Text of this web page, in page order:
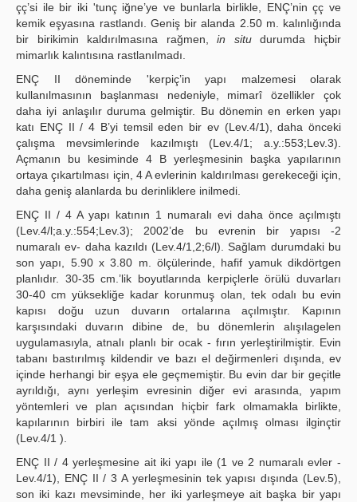
çç’si ile bir iki 'tunç iğne’ye ve bunlarla birlikle, ENÇ’nin çç ve
kemik eşyasına rastlandı. Geniş bir alanda 2.50 m. kalınlığında
bir birikimin kaldırılmasına rağmen,in situdurumda hiçbir
mimarlık kalıntısına rastlanılmadı.
ENÇ II döneminde 'kerpiç’in yapı malzemesi olarak
kullanılmasının başlanması nedeniyle, mimarî özellikler çok
daha iyi anlaşılır duruma gelmiştir. Bu dönemin en erken yapı
katı ENÇ II / 4 B’yi temsil eden bir ev (Lev.4/1), daha önceki
çalışma mevsimlerinde kazılmıştı (Lev.4/1; a.y.:553;Lev.3).
Açmanın bu kesiminde 4 B yerleşmesinin başka yapılarının
ortaya çıkartılması için, 4 A evlerinin kaldırılması gerekeceği için,
daha geniş alanlarda bu derinliklere inilmedi.
ENÇ II / 4 A yapı katının 1 numaralı evi daha önce açılmıştı
(Lev.4/l;a.y.:554;Lev.3); 2002’de bu evrenin bir yapısı -2
numaralı ev- daha kazıldı (Lev.4/1,2;6/l). Sağlam durumdaki bu
son yapı, 5.90 x 3.80 m. ölçülerinde, hafif yamuk dikdörtgen
planlıdır. 30-35 cm.’lik boyutlarında kerpiçlerle örülü duvarları
30-40 cm yüksekliğe kadar korunmuş olan, tek odalı bu evin
kapısı doğu uzun duvarın ortalarına açılmıştır. Kapının
karşısındaki duvarın dibine de, bu dönemlerin alışılagelen
uygulamasıyla, atnalı planlı bir ocak - fırın yerleştirilmiştir. Evin
tabanı bastırılmış kildendir ve bazı el değirmenleri dışında, ev
içinde herhangi bir eşya ele geçmemiştir. Bu evin dar bir geçitle
ayrıldığı, aynı yerleşim evresinin diğer evi arasında, yapım
yöntemleri ve plan açısından hiçbir fark olmamakla birlikte,
kapılarının birbiri ile tam aksi yönde açılmış olması ilginçtir
(Lev.4/1 ).
ENÇ II / 4 yerleşmesine ait iki yapı ile (1 ve 2 numaralı evler -
Lev.4/1), ENÇ II / 3 A yerleşmesinin tek yapısı dışında (Lev.5),
son iki kazı mevsiminde, her iki yarleşmeye ait başka bir yapı